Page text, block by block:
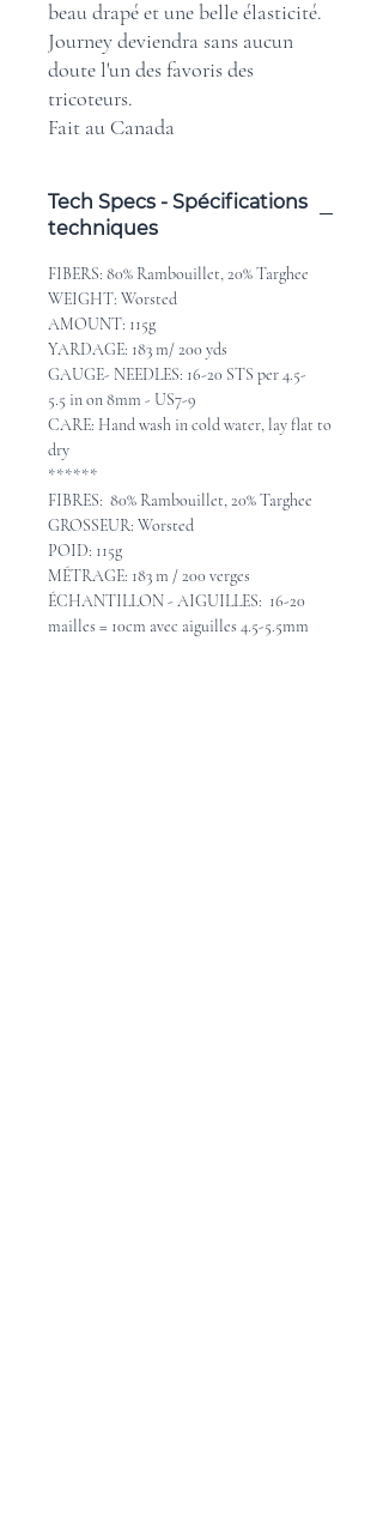
beau drapé et une belle élasticité.
Journey deviendra sans aucun
doute l'un des favoris des
tricoteurs.
Fait au Canada
Tech Specs - Spécifications
techniques
FIBERS: 80% Rambouillet, 20% Targhee
WEIGHT: Worsted
AMOUNT: 115g
YARDAGE: 183 m/ 200 yds
GAUGE- NEEDLES: 16-20 STS per 4.5-
5.5 in on 8mm - US7-9
CARE: Hand wash in cold water, lay flat to
dry
******
FIBRES: 80% Rambouillet, 20% Targhee
GROSSEUR: Worsted
POID: 115g
MÉTRAGE: 183 m / 200 verges
ÉCHANTILLON - AIGUILLES: 16-20
mailles = 10cm avec aiguilles 4.5-5.5mm